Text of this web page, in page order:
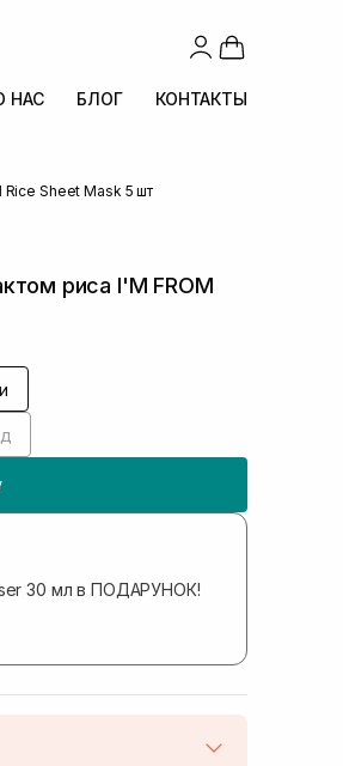
НАС БЛОГ КОНТАКТЫ
Rice Sheet Mask 5 шт
риса I'M FROM
30 мл в ПОДАРУНОК!